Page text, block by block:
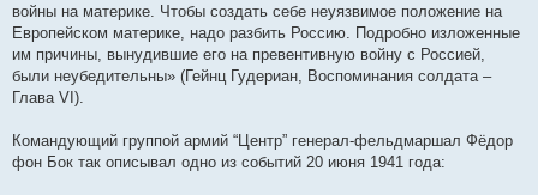
войны на материке. Чтобы создать себе неуязвимое положение на
Европейском материке, надо разбить Россию. Подробно изложенные
им причины, вынудившие его на превентивную войну с Россией,
были неубедительны» (Гейнц Гудериан, Воспоминания солдата –
Глава VI).
Командующий группой армий “Центр” генерал-фельдмаршал Фёдор
фон Бок так описывал одно из событий 20 июня 1941 года: